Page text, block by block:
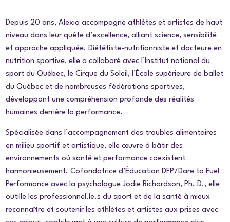
Depuis 20 ans, Alexia accompagne athlètes et artistes de haut
niveau dans leur quête d’excellence, alliant science, sensibilité
et approche appliquée. Diététiste-nutritionniste et docteure en
nutrition sportive, elle a collaboré avec l’Institut national du
sport du Québec, le Cirque du Soleil, l’École supérieure de ballet
du Québec et de nombreuses fédérations sportives,
développant une compréhension profonde des réalités
humaines derrière la performance.
Spécialisée dans l’accompagnement des troubles alimentaires
en milieu sportif et artistique, elle œuvre à bâtir des
environnements où santé et performance coexistent
harmonieusement. Cofondatrice d’Éducation DFP/Dare to Fuel
Performance avec la psychologue Jodie Richardson, Ph. D., elle
outille les professionnel.le.s du sport et de la santé à mieux
reconnaître et soutenir les athlètes et artistes aux prises avec